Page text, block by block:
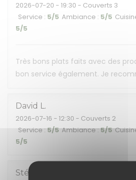
2026-07-20 - 19:30 - Couverts 3
Service : 5/5 Ambiance : 5/5
5/5
Très bons plats faits avec des
bon service également. Je
David L
2026-07-16 - 12:30 - Couverts 2
Service:5/5 Ambiance:5/5
5/5
Stéphane